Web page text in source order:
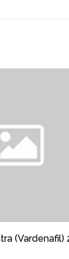
(Vardenafil)